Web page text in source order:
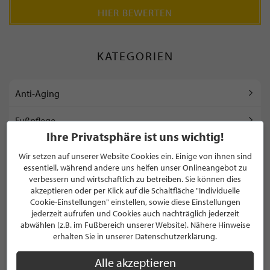
HIER BEWERTEN
KATEGORIEN
Anti-Aging
Fußpflege
Hautpflege
WEITERE KATEGORIEN ANZEIGEN
Ihre Privatsphäre ist uns wichtig!
Wir setzen auf unserer Website Cookies ein. Einige von ihnen sind
essentiell, während andere uns helfen unser Onlineangebot zu
verbessern und wirtschaftlich zu betreiben. Sie können dies
akzeptieren oder per Klick auf die Schaltfläche "Individuelle
Cookie-Einstellungen" einstellen, sowie diese Einstellungen
jederzeit aufrufen und Cookies auch nachträglich jederzeit
abwählen (z.B. im Fußbereich unserer Website). Nähere Hinweise
erhalten Sie in unserer Datenschutzerklärung.
Alle akzeptieren